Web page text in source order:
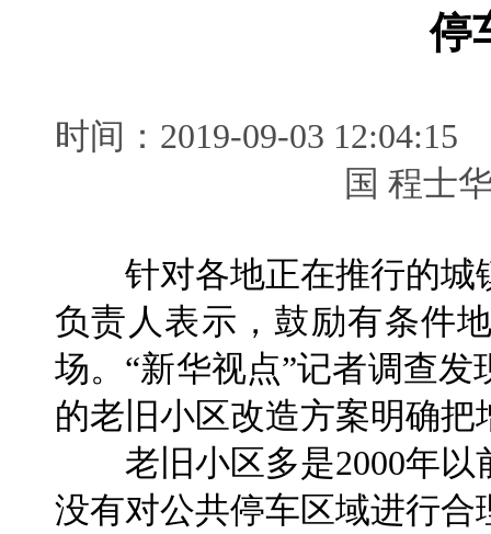
停
时间：2019-09-03
国 程士
针对各地正在推行的城
负责人表示，鼓励有条件
场。“新华视点”记者调查
的老旧小区改造方案明确
老旧小区多是2000年以
没有对公共停车区域进行